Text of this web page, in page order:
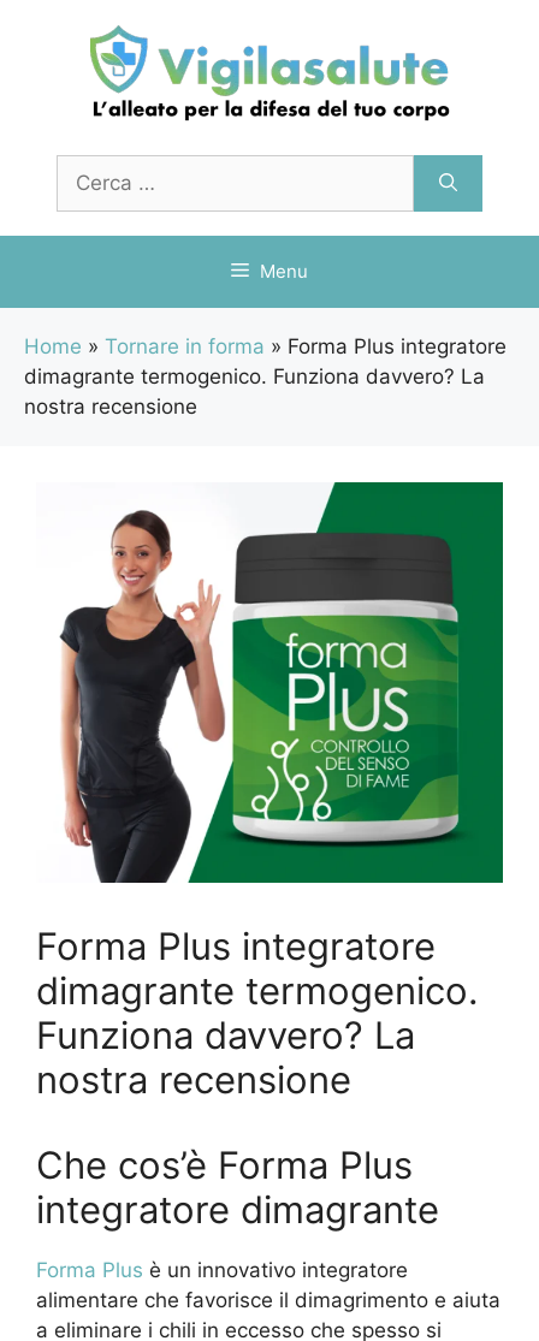
contenuto
per:
Menu
Home » Tornare in forma » Forma Plus integratore
dimagrante termogenico. Funziona davvero? La
nostra recensione
Forma Plus integratore
dimagrante termogenico.
Funziona davvero? La
nostra recensione
Che cos’è Forma Plus
integratore dimagrante
Forma Plus è un innovativo integratore
alimentare che favorisce il dimagrimento e aiuta
a eliminare i chili in eccesso che spesso si